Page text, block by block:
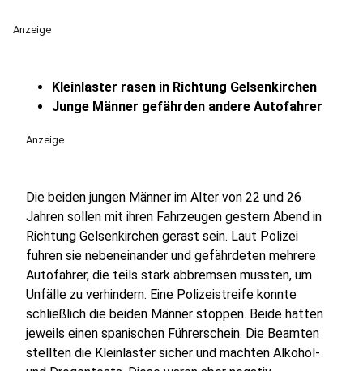
Anzeige
Kleinlaster rasen in Richtung Gelsenkirchen
Junge Männer gefährden andere Autofahrer
Anzeige
Die beiden jungen Männer im Alter von 22 und 26
Jahren sollen mit ihren Fahrzeugen gestern Abend in
Richtung Gelsenkirchen gerast sein. Laut Polizei
fuhren sie nebeneinander und gefährdeten mehrere
Autofahrer, die teils stark abbremsen mussten, um
Unfälle zu verhindern. Eine Polizeistreife konnte
schließlich die beiden Männer stoppen. Beide hatten
jeweils einen spanischen Führerschein. Die Beamten
stellten die Kleinlaster sicher und machten Alkohol-